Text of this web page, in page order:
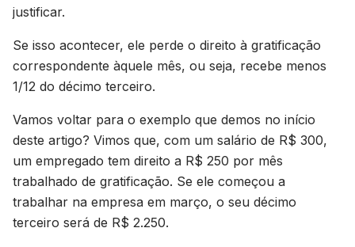
justificar.
Se isso acontecer, ele perde o direito à gratificação
correspondente àquele mês, ou seja, recebe menos
1/12 do décimo terceiro.
Vamos voltar para o exemplo que demos no início
deste artigo? Vimos que, com um salário de R$ 300,
um empregado tem direito a R$ 250 por mês
trabalhado de gratificação. Se ele começou a
trabalhar na empresa em março, o seu décimo
terceiro será de R$ 2.250.